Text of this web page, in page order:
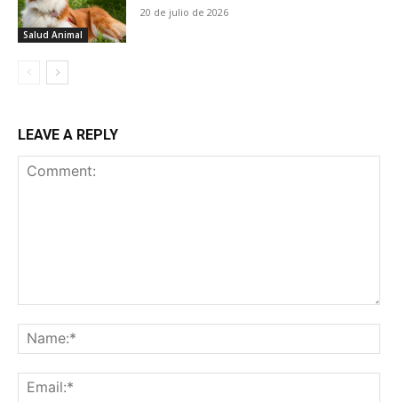
Salud Animal
20 de julio de 2026
LEAVE A REPLY